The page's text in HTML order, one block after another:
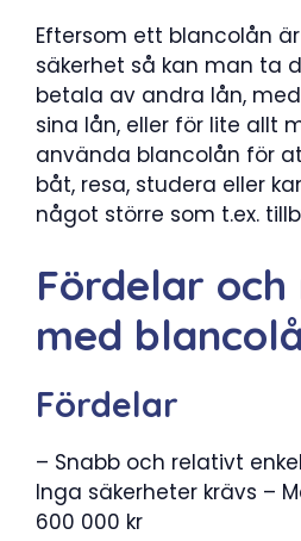
Eftersom ett blancolån
säkerhet så kan man ta
betala av andra lån,
sina lån, eller för lite allt
använda blancolån för
båt, resa, studera eller
något större som t.ex.
Fördelar och
med
Fördelar
– Snabb och relativt
Inga säkerheter krävs –
600 000 kr